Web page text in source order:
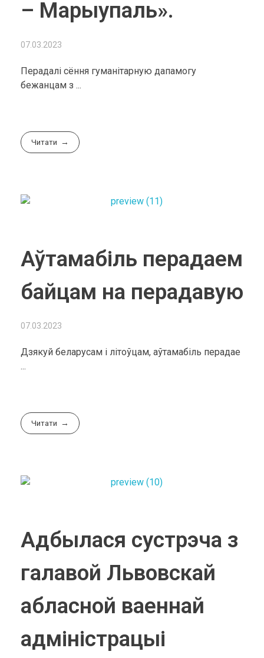
– Марыупаль».
07.03.2023
Перадалі сёння гуманітарную дапамогу
бежанцам з ...
Читати
Аўтамабіль перадаем
байцам на перадавую
07.03.2023
Дзякуй беларусам і літоўцам, аўтамабіль перадае
...
Читати
Адбылася сустрэча з
галавой Львовскай
абласной ваеннай
адміністрацыі